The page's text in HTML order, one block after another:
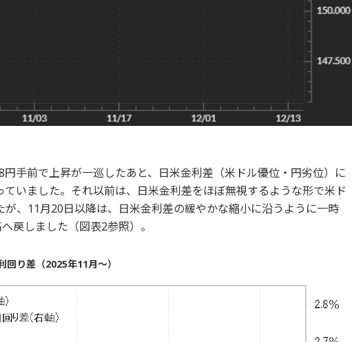
手前で上昇が一巡したあと、日米金利差（米ドル優位・円劣位）に
いました。それ以前は、日米金利差をほぼ無視するような形で米ド
、11月20日以降は、日米金利差の緩やかな縮小に沿うように一時
戻しました（図表2参照）。
回り差（2025年11月～）